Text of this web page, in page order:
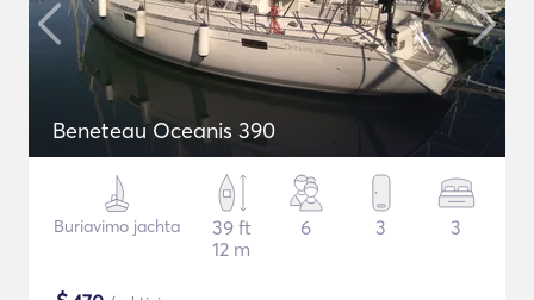
Beneteau Oceanis 390
Buriavimo jachta
39 ft
12 m
6 3 3